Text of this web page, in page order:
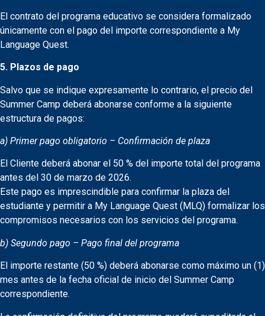
El contrato del programa educativo se considera formalizado
únicamente con el pago del importe correspondiente a My
Language Quest.
5. Plazos de pago
Salvo que se indique expresamente lo contrario, el precio del
Summer Camp deberá abonarse conforme a la siguiente
estructura de pagos:
a) Primer pago obligatorio – Confirmación de plaza
El Cliente deberá abonar el 50 % del importe total del programa
antes del 30 de marzo de 2026.
Este pago es imprescindible para confirmar la plaza del
estudiante y permitir a My Language Quest (MLQ) formalizar los
compromisos necesarios con los servicios del programa.
b) Segundo pago – Pago final del programa
El importe restante (50 %) deberá abonarse como máximo un (1)
mes antes de la fecha oficial de inicio del Summer Camp
correspondiente.